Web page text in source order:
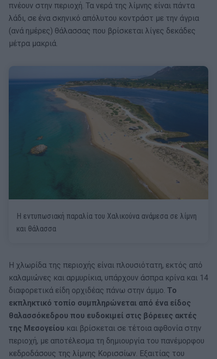
πνέουν στην περιοχή. Τα νερά της λίμνης είναι πάντα
λάδι, σε ένα σκηνικό απόλυτου κοντράστ με την άγρια
(ανά ημέρες) θάλασσας που βρίσκεται λίγες δεκάδες
μέτρα μακριά.
Η εντυπωσιακή παραλία του Χαλικούνα ανάμεσα σε λίμνη
και θάλασσα
Η χλωρίδα της περιοχής είναι πλουσιότατη, εκτός από
καλαμιώνες και αρμυρίκια, υπάρχουν άσπρα κρίνα και 14
διαφορετικά είδη ορχιδέας πάνω στην άμμο. Το
εκπληκτικό τοπίο συμπληρώνεται από ένα είδος
θαλασσόκεδρου που ευδοκιμεί στις βόρειες ακτές
της Μεσογείου και βρίσκεται σε τέτοια αφθονία στην
περιοχή, με αποτέλεσμα τη δημιουργία του πανέμορφου
κεδροδάσους της λίμνης Κορισσίων. Εξαιτίας του